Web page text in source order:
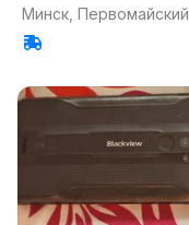
Минск, Первомайский